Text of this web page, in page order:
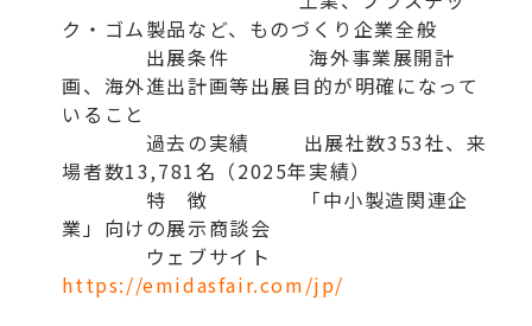
ク・ゴム製品など、ものづくり企業全般
出展条件 海外事業展開計
画、海外進出計画等出展目的が明確になって
いること
過去の実績 出展社数353社、来
場者数13,781名（2025年実績）
特 徴 「中小製造関連企
業」向けの展示商談会
ウェブサイト
https://emidasfair.com/jp/